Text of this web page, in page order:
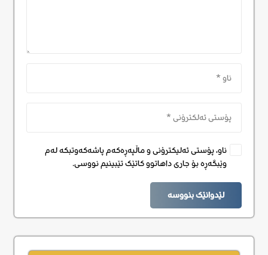
ناو، پۆستی ئەلیکترۆنی و ماڵپەڕەکەم پاشەکەوتبکە لەم
وێبگەڕە بۆ جاری داهاتوو کاتێک تێبینیم نووسی.
لێدوانێک بنووسە